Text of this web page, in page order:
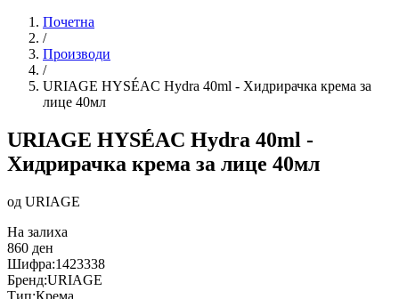
Почетна
/
Производи
/
URIAGE HYSÉAC Hydra 40ml - Хидрирачка крема за
лице 40мл
URIAGE HYSÉAC Hydra 40ml -
Хидрирачка крема за лице 40мл
од URIAGE
На залиха
860 ден
Шифра:1423338
Бренд:URIAGE
Тип:Крема